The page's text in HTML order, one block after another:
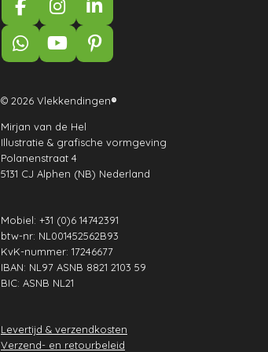
F
c
e
o
k
I
s
t
g
a
m
L
n
k
d
I
W
h
t
A
p
p
Y
o
T
b
e
P
i
t
e
s
t
© 2026 Vlekkendingen®
Mirjan van de Hel
Illustratie & grafische vormgeving
Polanenstraat 4
5131 CJ Alphen (NB) Nederland
Mobiel: +31 (0)6 14742391
btw-nr: NL001452562B93
KvK-nummer: 17246677
IBAN: NL97 ASNB 8821 2103 59
BIC: ASNB NL21
Levertijd & verzendkosten
Verzend- en retourbeleid